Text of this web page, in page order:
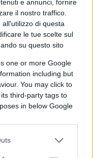
e annunci, fornire
il nostro traffico.
di questa
le tue scelte sul
su questo sito
one or more Google
including but
You may click to
third-party tags to
in below Google
alterne
: quando le
sentenza è già
invece, la scure
il fondatore del
essere